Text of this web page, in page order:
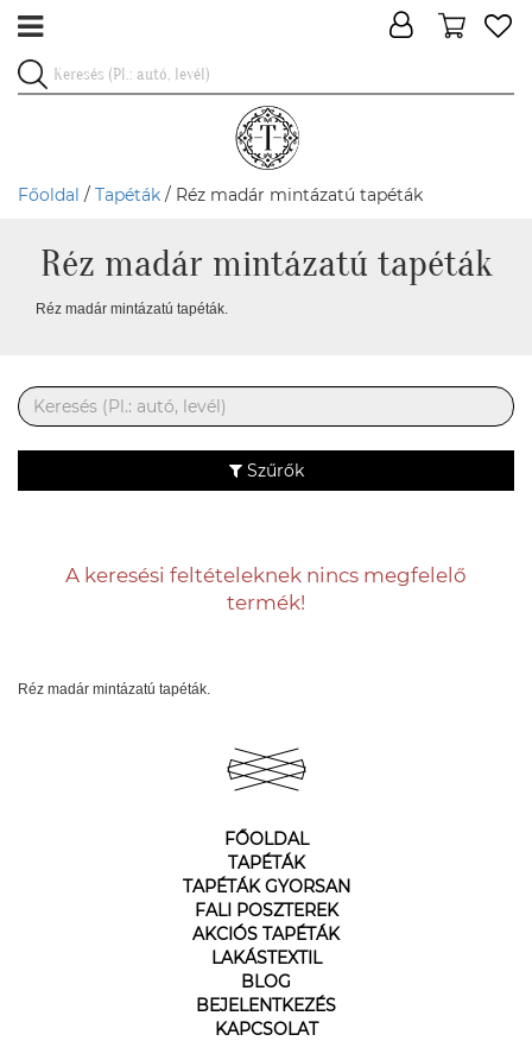
Főoldal / Tapéták / Réz madár mintázatú tapéták
Réz madár mintázatú tapéták
Réz madár mintázatú tapéták.
Szűrők
A keresési feltételeknek nincs megfelelő
termék!
Réz madár mintázatú tapéták.
FŐOLDAL
TAPÉTÁK
TAPÉTÁK GYORSAN
FALI POSZTEREK
AKCIÓS TAPÉTÁK
LAKÁSTEXTIL
BLOG
BEJELENTKEZÉS
KAPCSOLAT